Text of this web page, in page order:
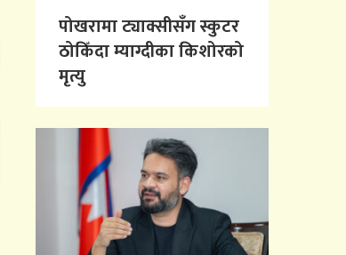
पोखरामा ट्याक्सीसँग स्कुटर
ठोकिँदा म्याग्दीका किशोरको
मृत्यु